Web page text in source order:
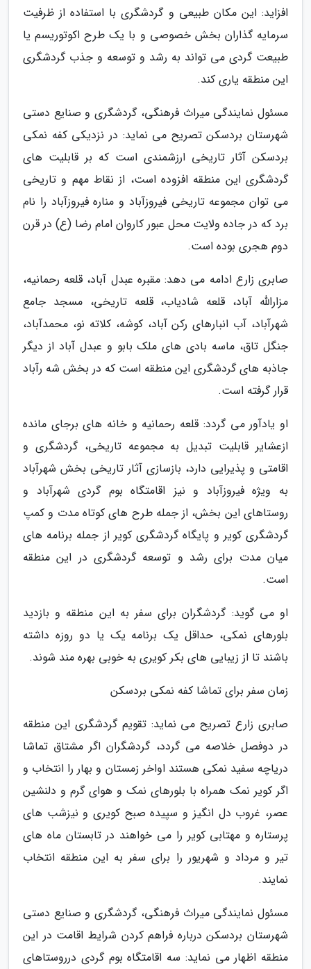
افزاید: این مکان طبیعی و گردشگری با استفاده از ظرفیت
سرمایه گذاران بخش خصوصی و با یک طرح اکوتوریسم یا
طبیعت گردی می تواند به رشد و توسعه و جذب گردشگری
این منطقه یاری کند.
مسئول نمایندگی میراث فرهنگی، گردشگری و صنایع دستی
شهرستان بردسکن تصریح می نماید: در نزدیکی کفه نمکی
بردسکن آثار تاریخی ارزشمندی است که بر قابلیت های
گردشگری این منطقه افزوده است، از نقاط مهم و تاریخی
می توان مجموعه تاریخی فیروزآباد و مناره فیروزآباد را نام
برد که در جاده ولایت محل عبور کاروان امام رضا (ع) در قرن
دوم هجری بوده است.
صابری زارع ادامه می دهد: مقبره عبدل آباد، قلعه رحمانیه،
مزارالله آباد، قلعه شادیاب، قلعه تاریخی، مسجد جامع
شهرآباد، آب انبارهای رکن آباد، کوشه، کلاته نو، محمدآباد،
جنگل تاق، ماسه بادی های ملک بابو و عبدل آباد از دیگر
جاذبه های گردشگری این منطقه است که در بخش شه رآباد
قرار گرفته است.
او یادآور می گردد: قلعه رحمانیه و خانه های برجای مانده
ازعشایر قابلیت تبدیل به مجموعه تاریخی، گردشگری و
اقامتی و پذیرایی دارد، بازسازی آثار تاریخی بخش شهرآباد
به ویژه فیروزآباد و نیز اقامتگاه بوم گردی شهرآباد و
روستاهای این بخش، از جمله طرح های کوتاه مدت و کمپ
گردشگری کویر و پایگاه گردشگری کویر از جمله برنامه های
میان مدت برای رشد و توسعه گردشگری در این منطقه
است.
او می گوید: گردشگران برای سفر به این منطقه و بازدید
بلورهای نمکی، حداقل یک برنامه یک یا دو روزه داشته
باشند تا از زیبایی های بکر کویری به خوبی بهره مند شوند.
زمان سفر برای تماشا کفه نمکی بردسکن
صابری زارع تصریح می نماید: تقویم گردشگری این منطقه
در دوفصل خلاصه می گردد، گردشگران اگر مشتاق تماشا
دریاچه سفید نمکی هستند اواخر زمستان و بهار را انتخاب و
اگر کویر نمک همراه با بلورهای نمک و هوای گرم و دلنشین
عصر، غروب دل انگیز و سپیده صبح کویری و نیزشب های
پرستاره و مهتابی کویر را می خواهند در تابستان ماه های
تیر و مرداد و شهریور را برای سفر به این منطقه انتخاب
نمایند.
مسئول نمایندگی میراث فرهنگی، گردشگری و صنایع دستی
شهرستان بردسکن درباره فراهم کردن شرایط اقامت در این
منطقه اظهار می نماید: سه اقامتگاه بوم گردی درروستاهای